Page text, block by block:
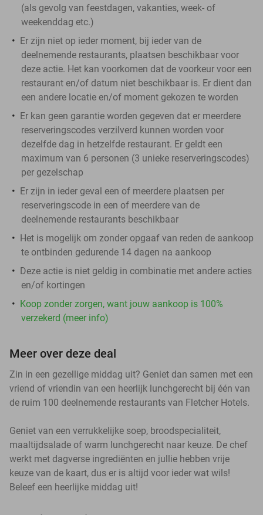
(als gevolg van feestdagen, vakanties, week- of
weekenddag etc.)
Er zijn niet op ieder moment, bij ieder van de
deelnemende restaurants, plaatsen beschikbaar voor
deze actie. Het kan voorkomen dat de voorkeur voor een
restaurant en/of datum niet beschikbaar is. Er dient dan
een andere locatie en/of moment gekozen te worden
Er kan geen garantie worden gegeven dat er meerdere
reserveringscodes verzilverd kunnen worden voor
dezelfde dag in hetzelfde restaurant. Er geldt een
maximum van 6 personen (3 unieke reserveringscodes)
per gezelschap
Er zijn in ieder geval een of meerdere plaatsen per
reserveringscode in een of meerdere van de
deelnemende restaurants beschikbaar
Het is mogelijk om zonder opgaaf van reden de aankoop
te ontbinden gedurende 14 dagen na aankoop
Deze actie is niet geldig in combinatie met andere acties
en/of kortingen
Koop zonder zorgen, want jouw aankoop is 100%
verzekerd (meer info)
Meer over deze deal
Zin in een gezellige middag uit? Geniet dan samen met een
vriend of vriendin van een heerlijk lunchgerecht bij één van
de ruim 100 deelnemende restaurants van Fletcher Hotels.
Geniet van een verrukkelijke soep, broodspecialiteit,
maaltijdsalade of warm lunchgerecht naar keuze. De chef
werkt met dagverse ingrediënten en jullie hebben vrije
keuze van de kaart, dus er is altijd voor ieder wat wils!
Beleef een heerlijke middag uit!